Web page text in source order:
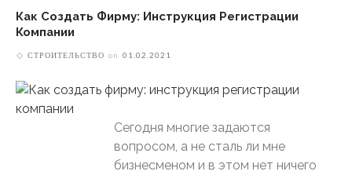
Как Создать Фирму: Инструкция Регистрации
Компании
СТРОИТЕЛЬСТВО on 01.02.2021
Сегодня многие задаются
вопросом, а не сталь ли мне
бизнесменом и в этом нет ничего